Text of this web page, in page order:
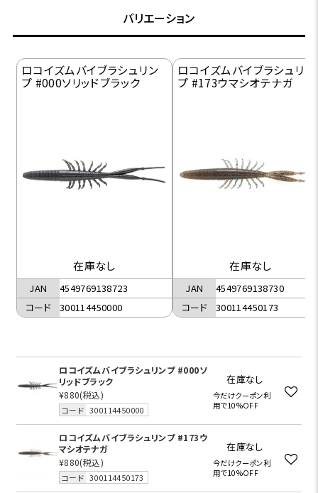
バリエーション
ロコイズムバイブラシュリン
プ #000ソリッドブラック
在庫なし
JAN
4549769138723
コード
300114450000
ロコイズムバイブラシュリン
プ #173ウマシオテナガ
在庫なし
JAN
4549769138730
コード
300114450173
ロコイズムバイブラシュリンプ #000ソ
リッドブラック
¥880(税込)
コード 300114450000
在庫なし
今だけクーポン利
用で10%OFF
ロコイズムバイブラシュリンプ #173ウ
マシオテナガ
¥880(税込)
コード 300114450173
在庫なし
今だけクーポン利
用で10%OFF